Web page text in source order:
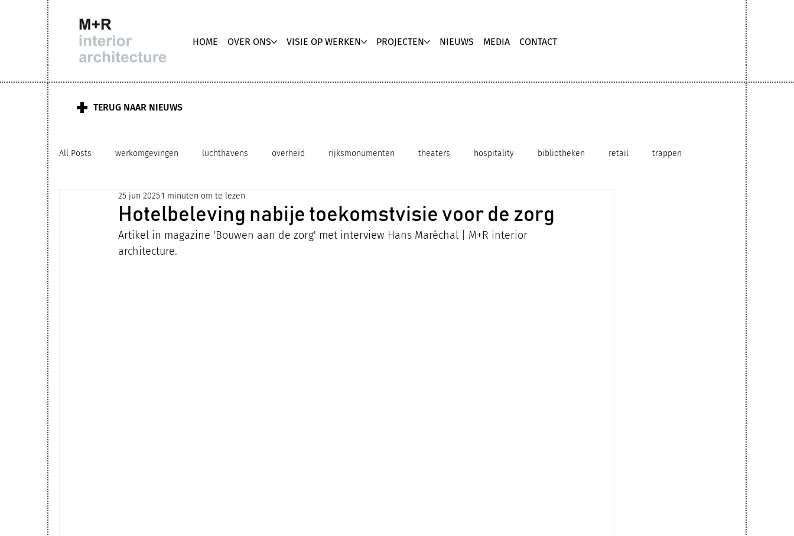
HOME OVER ONS VISIE OP WERKEN PROJECTEN NIEUWS MEDIA CONTACT
TERUG NAAR NIEUWS
All Posts werkomgevingen luchthavens overheid rijksmonumenten theaters hospitality bibliotheken retail trappen
M+R interior architecture clubhuis kantoor
upgrading zorg
Hotelbeleving nabije toekomstvisie voor de zorg
25 jun 20251 minuten om te lezen
Artikel in magazine 'Bouwen aan de zorg' met interview Hans Maréchal | M+R interior
architecture.